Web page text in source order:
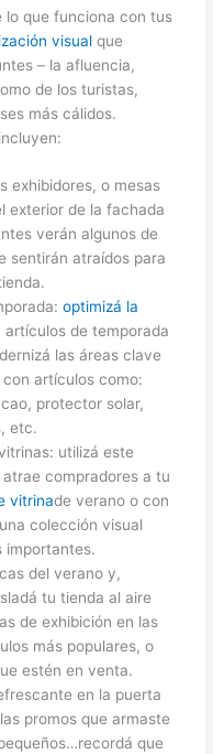
lo que funciona con tus
visual que
– la afluencia,
de los turistas,
más cálidos.
exhibidores, o mesas
exterior de la fachada
verán algunos de
sentirán atraídos para
optimizá la
artículos de temporada
las áreas clave
artículos como:
protector solar,
etc.
utilizá este
compradores a tu
vitrinade verano o con
colección visual
importantes.
del verano y,
tu tienda al aire
de exhibición en las
más populares, o
estén en venta.
en la puerta
promos que armaste
que